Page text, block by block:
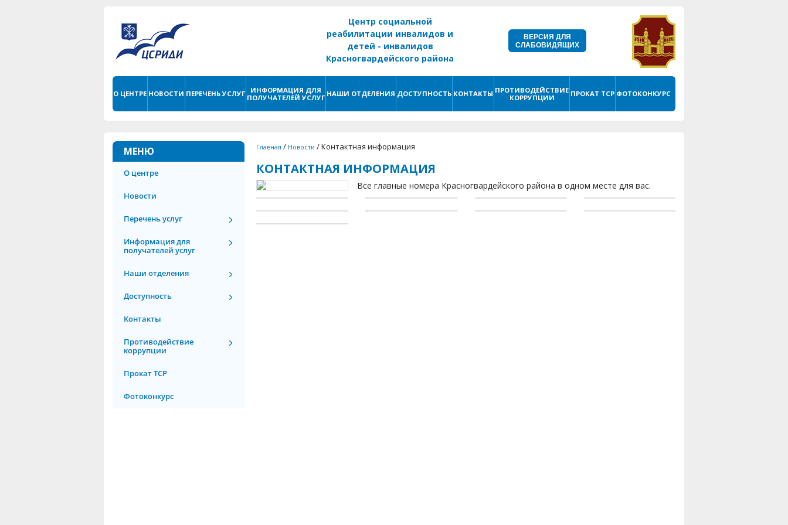
Центр социальной
реабилитации инвалидов и
детей - инвалидов
Красногвардейского района
ВЕРСИЯ ДЛЯ
СЛАБОВИДЯЩИХ
О ЦЕНТРЕ НОВОСТИ ПЕРЕЧЕНЬ УСЛУГ
ИНФОРМАЦИЯ ДЛЯ
ПОЛУЧАТЕЛЕЙ УСЛУГ НАШИ ОТДЕЛЕНИЯ ДОСТУПНОСТЬ КОНТАКТЫ ПРОТИВОДЕЙСТВИЕ
КОРРУПЦИИ
ПРОКАТ ТСР ФОТОКОНКУРС
МЕНЮ
О центре
Новости
Перечень услуг
Информация для
получателей услуг
Наши отделения
Доступность
Контакты
Противодействие
коррупции
Прокат ТСР
Фотоконкурс
Главная / Новости /Контактная информация
КОНТАКТНАЯ ИНФОРМАЦИЯ
Все главные номера Красногвардейского района в одном месте для вас.